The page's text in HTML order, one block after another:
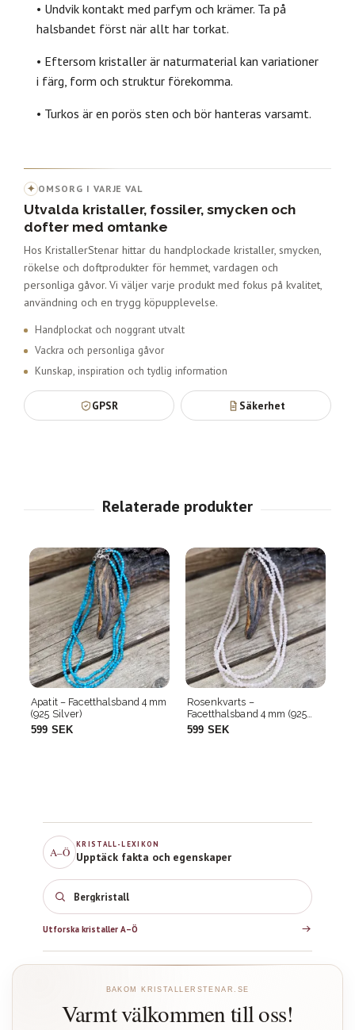
A–Ö
KRISTALL-LEXIKON
Upptäck fakta och egenskaper
Bergkristall
Utforska kristaller A–Ö
BAKOM KRISTALLERSTENAR.SE
Varmt välkommen till oss!
• Undvik kontakt med parfym och krämer. Ta på
halsbandet först när allt har torkat.
• Eftersom kristaller är naturmaterial kan variationer
i färg, form och struktur förekomma.
• Turkos är en porös sten och bör hanteras varsamt.
✦ OMSORG I VARJE VAL
Utvalda kristaller, fossiler, smycken och
dofter med omtanke
Hos KristallerStenar hittar du handplockade kristaller, smycken,
rökelse och doftprodukter för hemmet, vardagen och
personliga gåvor. Vi väljer varje produkt med fokus på kvalitet,
användning och en trygg köpupplevelse.
Handplockat och noggrant utvalt
Vackra och personliga gåvor
Kunskap, inspiration och tydlig information
GPSR Säkerhet
Rosenkvarts –
Facetthalsband 4 mm (925
Silver)
599 SEK
Grön Granat –
Facetthalsband 4 mm (925
Silver)
799 SEK